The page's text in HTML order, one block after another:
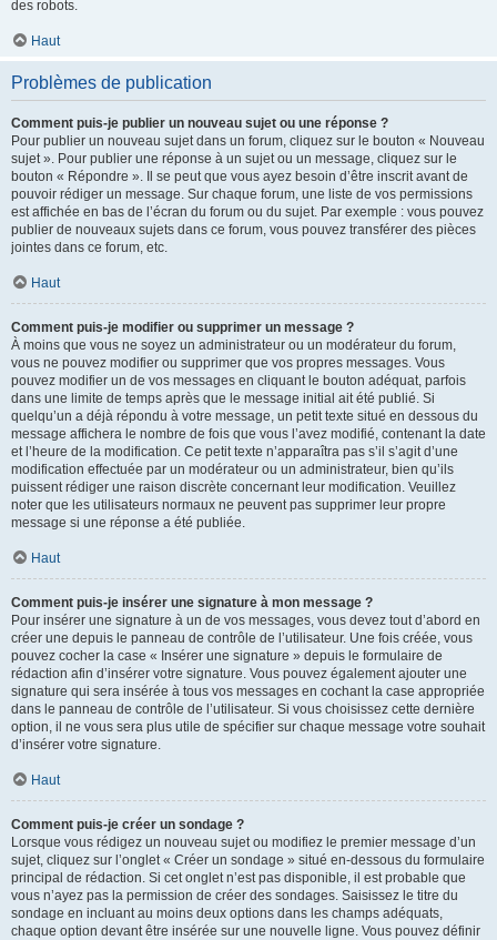
des robots.
Haut
Problèmes de publication
Comment puis-je publier un nouveau sujet ou une réponse ?
Pour publier un nouveau sujet dans un forum, cliquez sur le bouton « Nouveau
sujet ». Pour publier une réponse à un sujet ou un message, cliquez sur le
bouton « Répondre ». Il se peut que vous ayez besoin d’être inscrit avant de
pouvoir rédiger un message. Sur chaque forum, une liste de vos permissions
est affichée en bas de l’écran du forum ou du sujet. Par exemple : vous pouvez
publier de nouveaux sujets dans ce forum, vous pouvez transférer des pièces
jointes dans ce forum, etc.
Haut
Comment puis-je modifier ou supprimer un message ?
À moins que vous ne soyez un administrateur ou un modérateur du forum,
vous ne pouvez modifier ou supprimer que vos propres messages. Vous
pouvez modifier un de vos messages en cliquant le bouton adéquat, parfois
dans une limite de temps après que le message initial ait été publié. Si
quelqu’un a déjà répondu à votre message, un petit texte situé en dessous du
message affichera le nombre de fois que vous l’avez modifié, contenant la date
et l’heure de la modification. Ce petit texte n’apparaîtra pas s’il s’agit d’une
modification effectuée par un modérateur ou un administrateur, bien qu’ils
puissent rédiger une raison discrète concernant leur modification. Veuillez
noter que les utilisateurs normaux ne peuvent pas supprimer leur propre
message si une réponse a été publiée.
Haut
Comment puis-je insérer une signature à mon message ?
Pour insérer une signature à un de vos messages, vous devez tout d’abord en
créer une depuis le panneau de contrôle de l’utilisateur. Une fois créée, vous
pouvez cocher la case « Insérer une signature » depuis le formulaire de
rédaction afin d’insérer votre signature. Vous pouvez également ajouter une
signature qui sera insérée à tous vos messages en cochant la case appropriée
dans le panneau de contrôle de l’utilisateur. Si vous choisissez cette dernière
option, il ne vous sera plus utile de spécifier sur chaque message votre souhait
d’insérer votre signature.
Haut
Comment puis-je créer un sondage ?
Lorsque vous rédigez un nouveau sujet ou modifiez le premier message d’un
sujet, cliquez sur l’onglet « Créer un sondage » situé en-dessous du formulaire
principal de rédaction. Si cet onglet n’est pas disponible, il est probable que
vous n’ayez pas la permission de créer des sondages. Saisissez le titre du
sondage en incluant au moins deux options dans les champs adéquats,
chaque option devant être insérée sur une nouvelle ligne. Vous pouvez définir